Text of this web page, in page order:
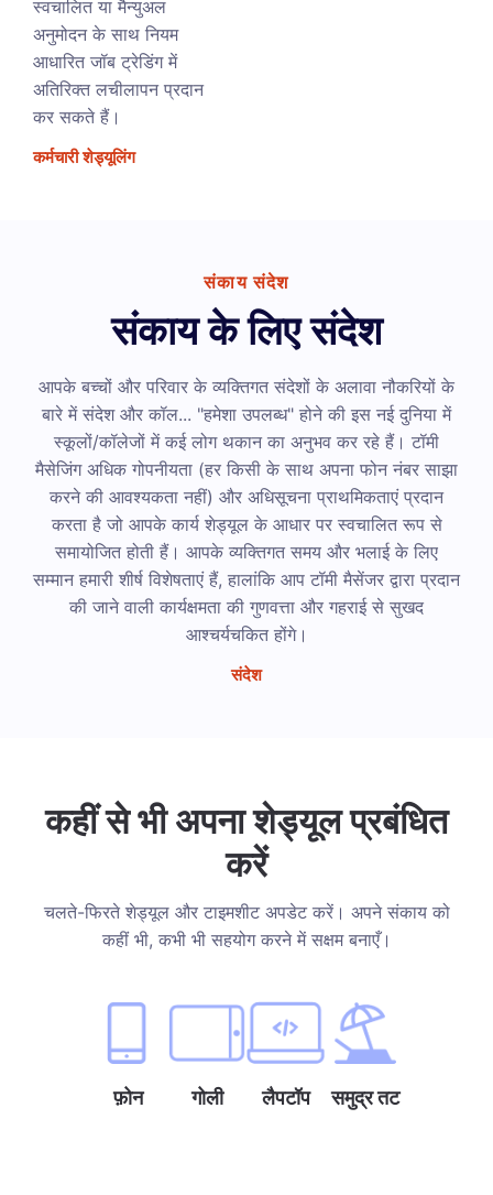
स्वचालित या मैन्युअल
अनुमोदन के साथ नियम
आधारित जॉब ट्रेडिंग में
अतिरिक्त लचीलापन प्रदान
कर सकते हैं।
कर्मचारी शेड्यूलिंग
संकाय संदेश
संकाय के लिए संदेश
आपके बच्चों और परिवार के व्यक्तिगत संदेशों के अलावा नौकरियों के
बारे में संदेश और कॉल... "हमेशा उपलब्ध" होने की इस नई दुनिया में
स्कूलों/कॉलेजों में कई लोग थकान का अनुभव कर रहे हैं। टॉमी
मैसेजिंग अधिक गोपनीयता (हर किसी के साथ अपना फोन नंबर साझा
करने की आवश्यकता नहीं) और अधिसूचना प्राथमिकताएं प्रदान
करता है जो आपके कार्य शेड्यूल के आधार पर स्वचालित रूप से
समायोजित होती हैं। आपके व्यक्तिगत समय और भलाई के लिए
सम्मान हमारी शीर्ष विशेषताएं हैं, हालांकि आप टॉमी मैसेंजर द्वारा प्रदान
की जाने वाली कार्यक्षमता की गुणवत्ता और गहराई से सुखद
आश्चर्यचकित होंगे।
संदेश
कहीं से भी अपना शेड्यूल प्रबंधित
करें
चलते-फिरते शेड्यूल और टाइमशीट अपडेट करें। अपने संकाय को
कहीं भी, कभी भी सहयोग करने में सक्षम बनाएँ।
फ़ोन गोली लैपटॉप समुद्र तट